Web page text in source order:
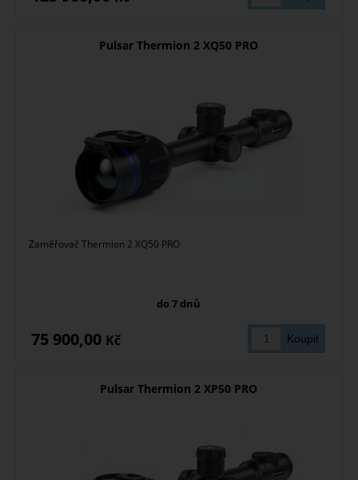
Pulsar Thermion 2 XQ50 PRO
Zaměřovač Thermion 2 XQ50 PRO
do 7 dnů
75 900,00 Kč
Pulsar Thermion 2 XP50 PRO